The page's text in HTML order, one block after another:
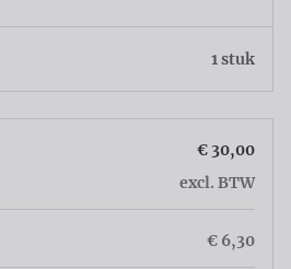
1 stuk
€ 30,00
excl. BTW
€ 6,30